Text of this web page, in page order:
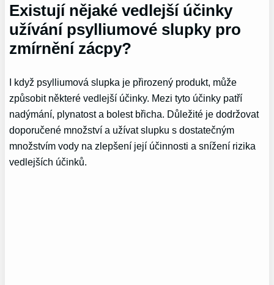
Existují nějaké vedlejší účinky
užívání psylliumové slupky pro
zmírnění zácpy?
I když psylliumová slupka je přirozený produkt, může
způsobit některé vedlejší účinky. Mezi tyto účinky patří
nadýmání, plynatost a bolest břicha. Důležité je dodržovat
doporučené množství a užívat slupku s dostatečným
množstvím vody na zlepšení její účinnosti a snížení rizika
vedlejších účinků.